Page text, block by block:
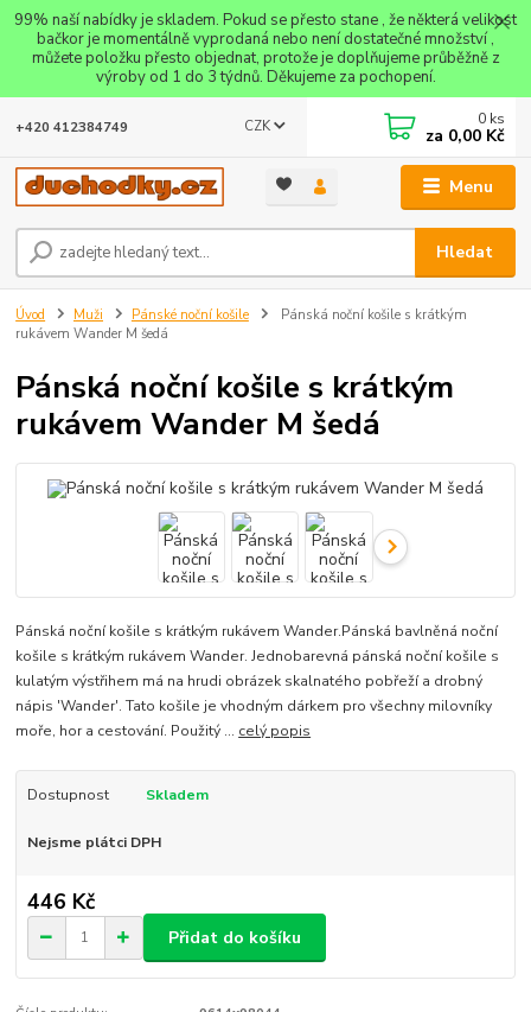
99% naší nabídky je skladem. Pokud se přesto stane , že některá velikost
bačkor je momentálně vyprodaná nebo není dostatečné množství ,
můžete položku přesto objednat, protože je doplňujeme průběžně z
výroby od 1 do 3 týdnů. Děkujeme za pochopení.
Menu
CZK
Hledat
+420 412384749 0 ks
za 0,00 Kč
Úvod Muži Pánské noční košile
Pánská noční košile s krátkým
rukávem Wander M šedá
Pánská noční košile s krátkým
rukávem Wander M šedá
Pánská noční košile s krátkým rukávem Wander.Pánská bavlněná noční
košile s krátkým rukávem Wander. Jednobarevná pánská noční košile s
kulatým výstřihem má na hrudi obrázek skalnatého pobřeží a drobný
nápis 'Wander'. Tato košile je vhodným dárkem pro všechny milovníky
moře, hor a cestování. Použitý ... celý popis
Dostupnost Skladem
Nejsme plátci DPH
446 Kč
Přidat do košíku